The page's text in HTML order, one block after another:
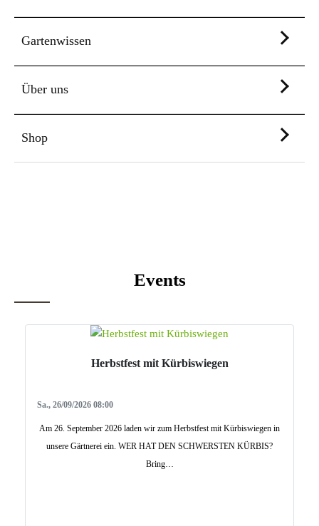
Gartenwissen
Über uns
Shop
Events
Herbstfest mit Kürbiswiegen
Sa., 26/09/2026 08:00
Am 26. September 2026 laden wir zum Herbstfest mit Kürbiswiegen in
unsere Gärtnerei ein. WER HAT DEN SCHWERSTEN KÜRBIS?
Bring…